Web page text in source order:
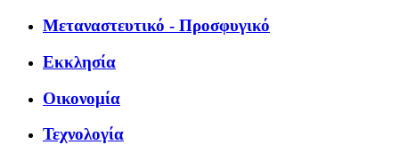
Μεταναστευτικό - Προσφυγικό
Εκκλησία
Οικονομία
Τεχνολογία